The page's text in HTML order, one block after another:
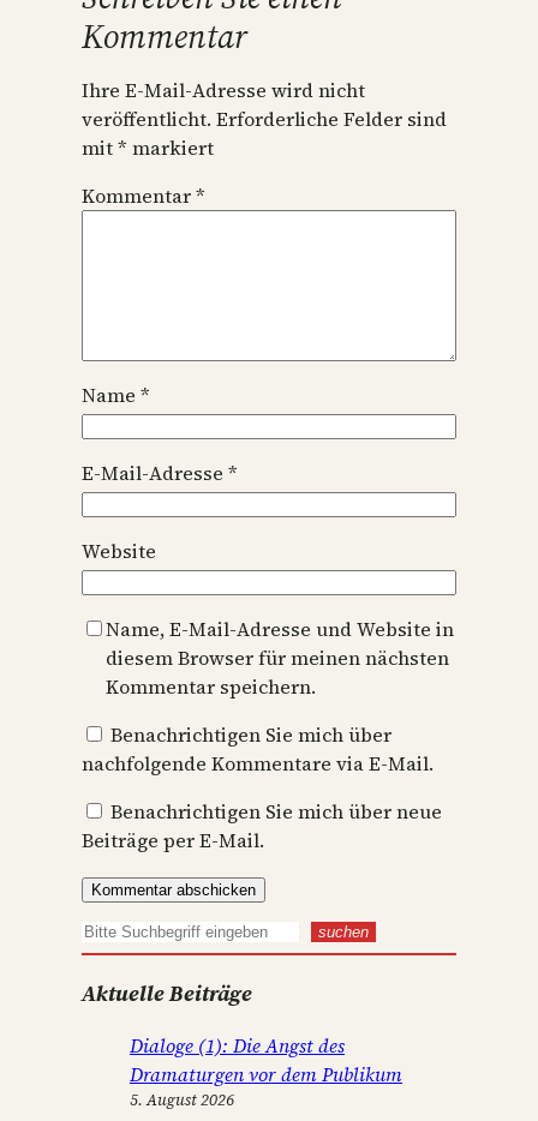
Kommentar
Ihre E-Mail-Adresse wird nicht
veröffentlicht. Erforderliche Felder sind
mit* markiert
Kommentar*
Name *
E-Mail-Adresse *
Website
Name, E-Mail-Adresse und Website in
diesem Browser für meinen nächsten
Kommentar speichern.
Benachrichtigen Sie mich über
nachfolgende Kommentare via E-Mail.
Benachrichtigen Sie mich über neue
Beiträge per E-Mail.
S
c
suchen
Aktuelle Beiträge
Dialoge (1): Die Angst des
Dramaturgen vor dem Publikum
5. August 2026